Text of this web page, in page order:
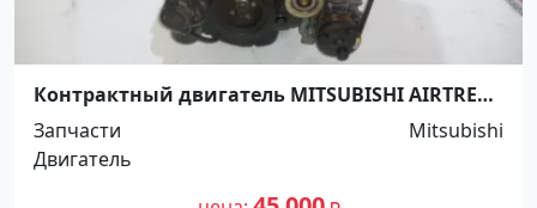
Контрактный двигатель MITSUBISHI AIRTREK,
CU2W, 4G63 Ростов
Запчасти
Mitsubishi
Двигатель